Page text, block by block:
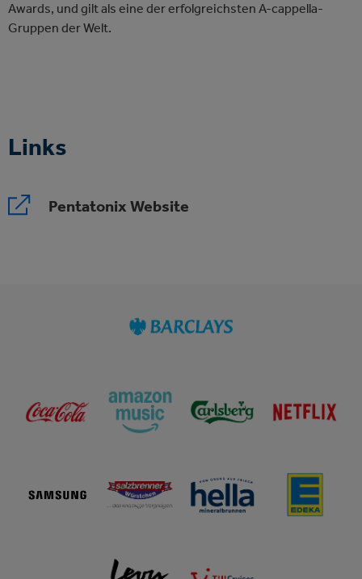
Awards, und gilt als eine der erfolgreichsten A-cappella-
Gruppen der Welt.
Links
Pentatonix Website